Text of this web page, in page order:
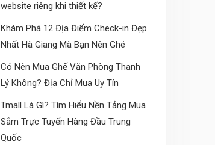
website riêng khi thiết kế?
Khám Phá 12 Địa Điểm Check-in Đẹp
Nhất Hà Giang Mà Bạn Nên Ghé
Có Nên Mua Ghế Văn Phòng Thanh
Lý Không? Địa Chỉ Mua Uy Tín
Tmall Là Gì? Tìm Hiểu Nền Tảng Mua
Sắm Trực Tuyến Hàng Đầu Trung
Quốc